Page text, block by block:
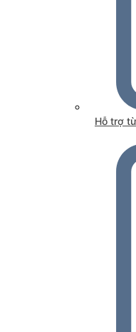
Hỗ trợ